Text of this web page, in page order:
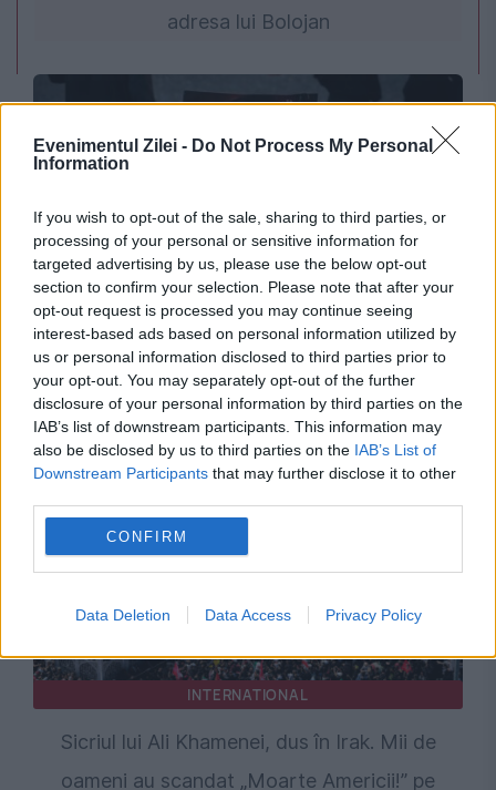
Evenimentul Zilei - Do Not Process My Personal
Information
If you wish to opt-out of the sale, sharing to third parties, or
processing of your personal or sensitive information for
targeted advertising by us, please use the below opt-out
section to confirm your selection. Please note that after your
opt-out request is processed you may continue seeing
interest-based ads based on personal information utilized by
us or personal information disclosed to third parties prior to
your opt-out. You may separately opt-out of the further
disclosure of your personal information by third parties on the
IAB’s list of downstream participants. This information may
also be disclosed by us to third parties on the IAB’s List of
Downstream Participants that may further disclose it to other
CONFIRM
Data Deletion Data Access Privacy Policy
adresa lui Bolojan
INTERNATIONAL
Când va fi înmormântat Ali Khamenei. Zeci de
mii de oameni participă la procesiunea
funerară din Irak
INTERNATIONAL
Sicriul lui Ali Khamenei, dus în Irak. Mii de
oameni au scandat „Moarte Americii!” pe